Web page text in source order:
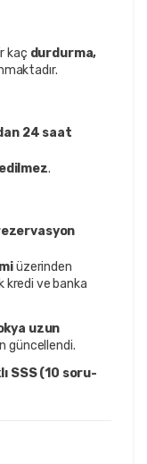
kaç durdurma,
24 saat
.
üzerinden
kredi ve banka
uzun
güncellendi.
SSS (10 soru-